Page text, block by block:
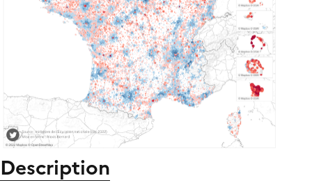
Description